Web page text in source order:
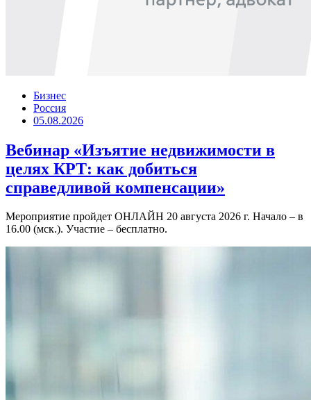
Бизнес
Россия
05.08.2026
Вебинар «Изъятие недвижимости в
целях КРТ: как добиться
справедливой компенсации»
Мероприятие пройдет ОНЛАЙН 20 августа 2026 г. Начало – в
16.00 (мск.). Участие – бесплатно.